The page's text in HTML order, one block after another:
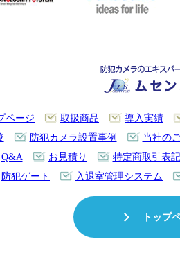
ページ 取扱商品
導入実績
防犯カメラ設置事例
当社の
Q&A お見積り
特定商取引表記
防犯ゲート 入退室管理システム
トップ